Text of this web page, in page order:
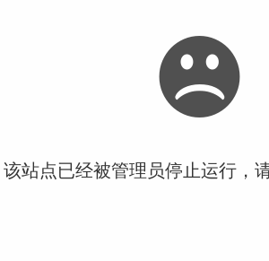
站点已经被管理员停止运行，